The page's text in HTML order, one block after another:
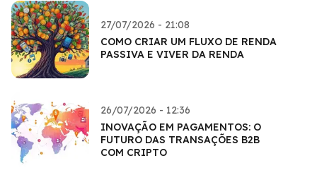
27/07/2026 - 21:08
COMO CRIAR UM FLUXO DE RENDA
PASSIVA E VIVER DA RENDA
26/07/2026 - 12:36
INOVAÇÃO EM PAGAMENTOS: O
FUTURO DAS TRANSAÇÕES B2B
COM CRIPTO